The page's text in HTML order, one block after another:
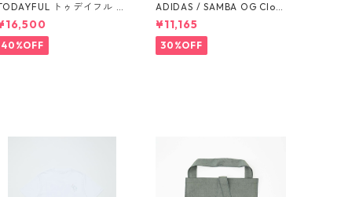
トゥデイフル S
Highwaist Pan
12510703
40%OFF
ADIDAS / SAMBA OG Clou
d White / Cloud White / G
um (IE3439)
¥11,165
30%OFF